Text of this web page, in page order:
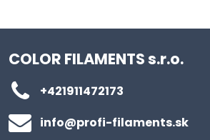
COLOR FILAMENTS s.r.o.
+421911472173
info​@profi-filaments​.sk